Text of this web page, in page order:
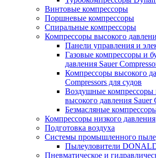
Винтовые компрессоры
Поршневые компрессоры
Спиральные компрессоры
Компрессоры высокого
Панели управления и
Газовые компрессоры и
давления Sauer
Компрессоры высокого
Compressors для судов
Воздушные компрессоры
высокого давления Sauer
Безмасляные
Компрессоры низкого давления
Подготовка воздуха
Системы промышленного
Пылеуловители
Пневматическое и